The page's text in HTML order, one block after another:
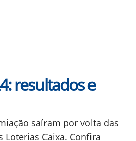
resultados e
saíram por volta das
Loterias Caixa. Confira